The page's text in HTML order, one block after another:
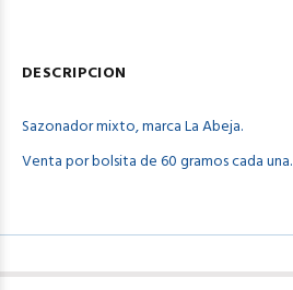
DESCRIPCION
Sazonador mixto, marca La Abeja.
Venta por bolsita de 60 gramos cada una.